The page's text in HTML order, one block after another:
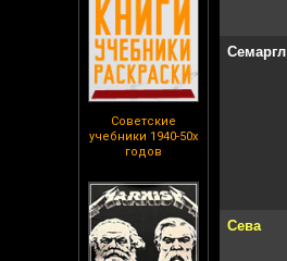
Советские
учебники 1940-50х
годов
Семаргл
Сева